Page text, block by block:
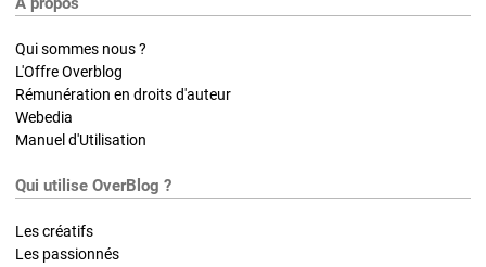
Qui sommes nous ?
L'Offre Overblog
Rémunération en droits d'auteur
Webedia
Manuel d'Utilisation
Qui utilise OverBlog ?
Les créatifs
Les passionnés